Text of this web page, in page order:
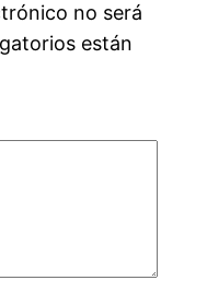
no será
están